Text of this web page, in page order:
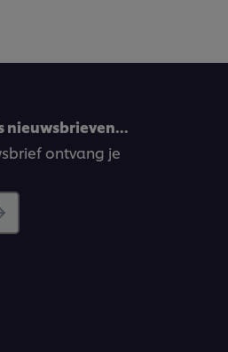
nieuwsbrieven…
ontvang je